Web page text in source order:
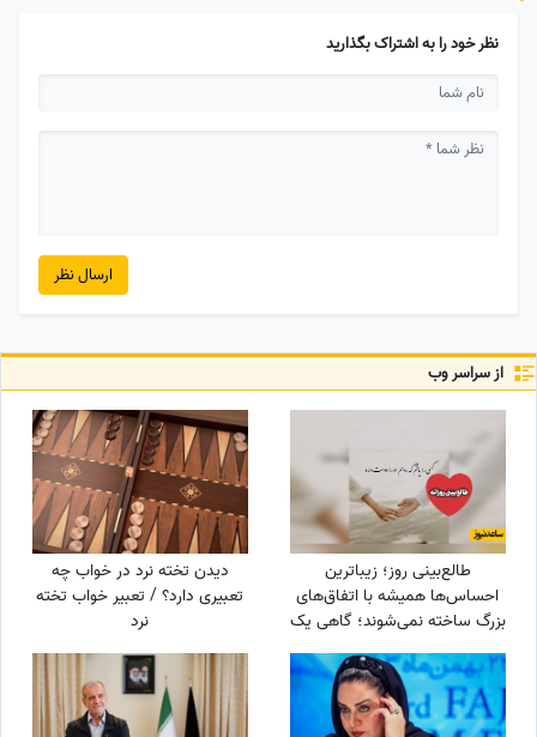
نظر خود را به اشتراک بگذارید
ارسال نظر
از سراسر وب
طالع‌بینی روز؛ زیباترین
احساس‌ها همیشه با اتفاق‌های
بزرگ ساخته نمی‌شوند؛ گاهی یک
نگاه یا یک توجه کوتاه می‌تواند
یک روز معمولی را به خاطره‌ای
خاص تبدیل کند / پنج‌شنبه 15
مرداد 1405
دیدن تخته نرد در خواب چه
تعبیری دارد؟ / تعبیر خواب تخته
نرد